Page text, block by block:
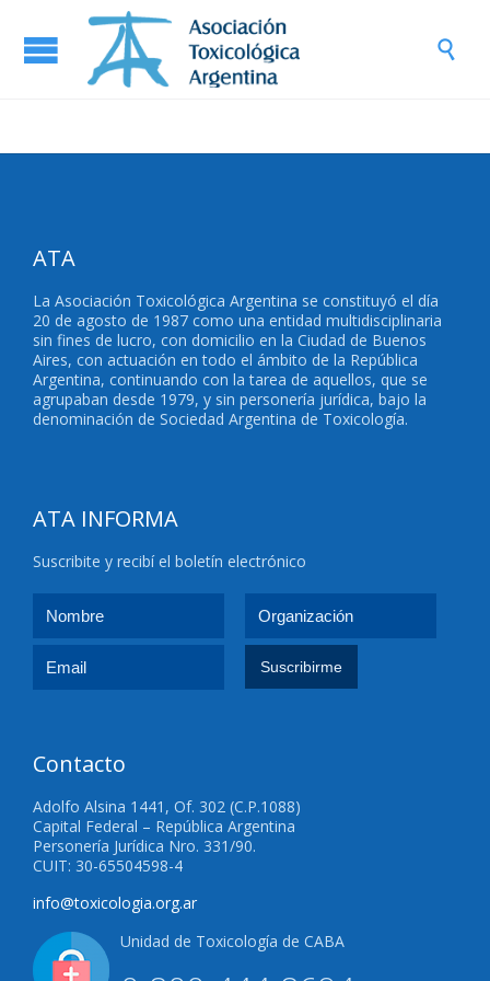

ATA
La Asociación Toxicológica Argentina se constituyó el día
20 de agosto de 1987 como una entidad multidisciplinaria
sin fines de lucro, con domicilio en la Ciudad de Buenos
Aires, con actuación en todo el ámbito de la República
Argentina, continuando con la tarea de aquellos, que se
agrupaban desde 1979, y sin personería jurídica, bajo la
denominación de Sociedad Argentina de Toxicología.
ATA INFORMA
Suscribite y recibí el boletín electrónico
Contacto
Adolfo Alsina 1441, Of. 302 (C.P.1088)
Capital Federal – República Argentina
Personería Jurídica Nro. 331/90.
CUIT: 30-65504598-4
info@toxicologia.org.ar
Unidad de Toxicología de CABA